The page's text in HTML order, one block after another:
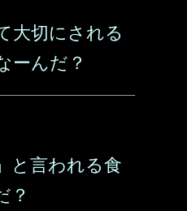
大切にされる
ーんだ？
と言われる食
？